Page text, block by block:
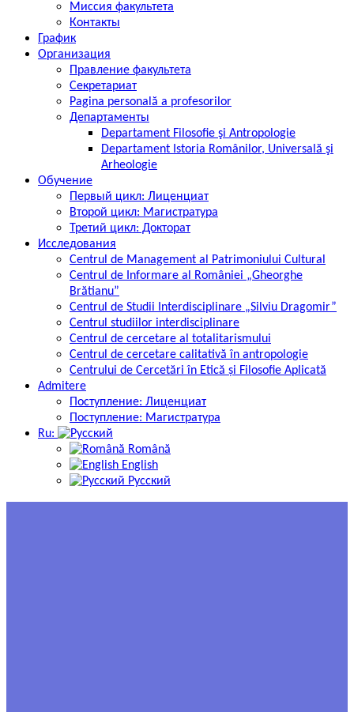
Миссия факультета
Контакты
График
Организация
Правление факультета
Секретариат
Pagina personală a profesorilor
Департаменты
Departament Filosofie şi Antropologie
Departament Istoria Românilor, Universală şi
Arheologie
Обучение
Первый цикл: Лиценциат
Второй цикл: Магистратура
Третий цикл: Докторат
Исследования
Centrul de Management al Patrimoniului Cultural
Centrul de Informare al României „Gheorghe
Brătianu”
Centrul de Studii Interdisciplinare „Silviu Dragomir”
Centrul studiilor interdisciplinare
Centrul de cercetare al totalitarismului
Centrul de cercetare calitativă în antropologie
Centrului de Cercetări în Etică și Filosofie Aplicată
Admitere
Поступление: Лиценциат
Поступление: Магистратура
Ru:
Română
English
Русский